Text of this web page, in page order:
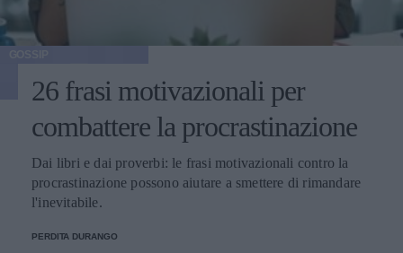
26 frasi motivazionali per
combattere la procrastinazione
Dai libri e dai proverbi: le frasi motivazionali contro la
procrastinazione possono aiutare a smettere di rimandare
l'inevitabile.
PERDITA DURANGO